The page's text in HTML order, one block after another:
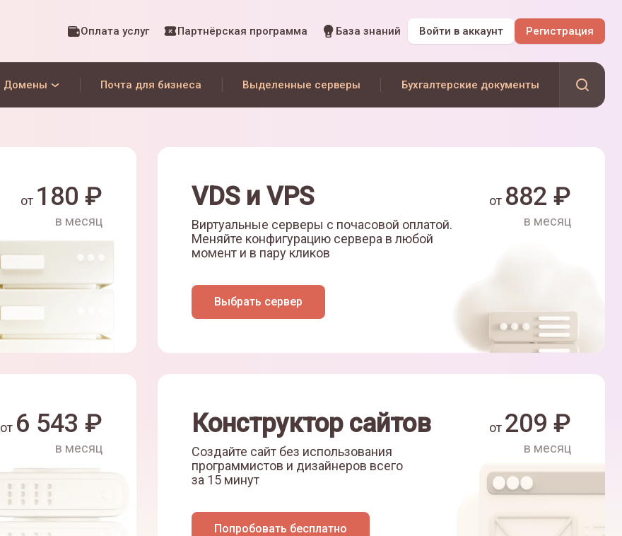
Оплата услуг Партнёрская программа База знаний Войти в аккаунт Регистрация
Домены Почта для бизнеса Выделенные серверы Бухгалтерские документы
от 180 ₽
в месяц
VDS и VPS
Виртуальные серверы с почасовой оплатой.
Меняйте конфигурацию сервера в любой
момент и в пару кликов
Выбрать сервер
от 882 ₽
в месяц
от 6 543 ₽
в месяц
Конструктор сайтов
Создайте сайт без использования
программистов и дизайнеров всего
за 15 минут
Попробовать бесплатно
от 209 ₽
в месяц